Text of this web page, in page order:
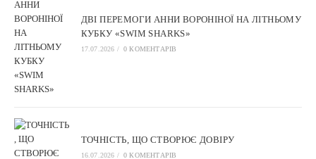
ДВІ ПЕРЕМОГИ АННИ ВОРОНІНОЇ НА ЛІТНЬОМУ
КУБКУ «SWIM SHARKS»
17.07.2026 / 0 КОМЕНТАРІВ
ТОЧНІСТЬ, ЩО СТВОРЮЄ ДОВІРУ
16.07.2026 / 0 КОМЕНТАРІВ